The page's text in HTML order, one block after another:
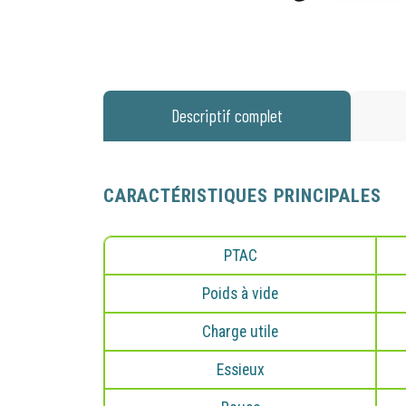
Descriptif complet
CARACTÉRISTIQUES PRINCIPALES
PTAC
Poids à vide
Charge utile
Essieux
de